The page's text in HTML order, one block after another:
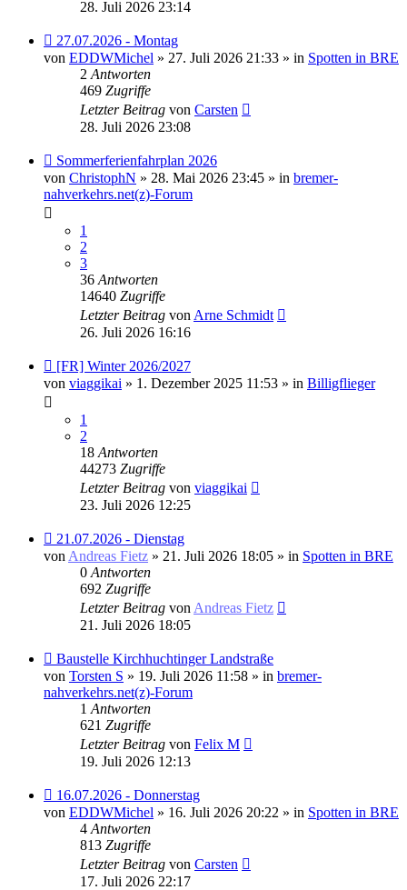
28. Juli 2026 23:14
Neuer
Beitrag
27.07.2026 - Montag
von EDDWMichel » 27. Juli 2026 21:33 » in Spotten in BRE
2 Antworten
469 Zugriffe
Letzter Beitrag von Carsten
28. Juli 2026 23:08
Neuer
Beitrag
Sommerferienfahrplan 2026
von ChristophN » 28. Mai 2026 23:45 » in bremer-
nahverkehrs.net(z)-Forum
1
2
3
36 Antworten
14640 Zugriffe
Letzter Beitrag von Arne Schmidt
26. Juli 2026 16:16
Neuer
Beitrag
[FR] Winter 2026/2027
von viaggikai » 1. Dezember 2025 11:53 » in Billigflieger
1
2
18 Antworten
44273 Zugriffe
Letzter Beitrag von viaggikai
23. Juli 2026 12:25
Neuer
Beitrag
21.07.2026 - Dienstag
von Andreas Fietz » 21. Juli 2026 18:05 » in Spotten in BRE
0 Antworten
692 Zugriffe
Letzter Beitrag von Andreas Fietz
21. Juli 2026 18:05
Neuer
Beitrag
Baustelle Kirchhuchtinger Landstraße
von Torsten S » 19. Juli 2026 11:58 » in bremer-
nahverkehrs.net(z)-Forum
1 Antworten
621 Zugriffe
Letzter Beitrag von Felix M
19. Juli 2026 12:13
Neuer
Beitrag
16.07.2026 - Donnerstag
von EDDWMichel » 16. Juli 2026 20:22 » in Spotten in BRE
4 Antworten
813 Zugriffe
Letzter Beitrag von Carsten
17. Juli 2026 22:17